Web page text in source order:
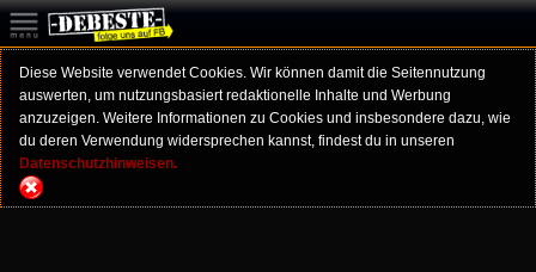
Diese Website verwendet Cookies. Wir können damit die Seitennutzung
auswerten, um nutzungsbasiert redaktionelle Inhalte und Werbung
anzuzeigen. Weitere Informationen zu Cookies und insbesondere dazu, wie
du deren Verwendung widersprechen kannst, findest du in unseren
Datenschutzhinweisen.